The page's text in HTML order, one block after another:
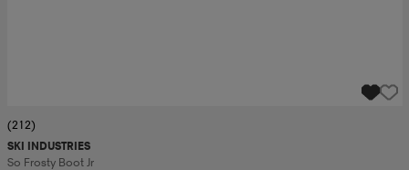
(212)
SKI INDUSTRIES
So Frosty Boot Jr